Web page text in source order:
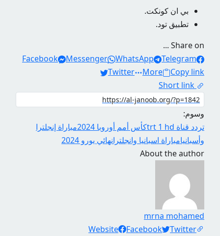
بي ان كونكت.
تطبيق تود.
Share on ...
Facebook
Messenger WhatsApp
Telegram
Twitter
More
Copy link
Short link
وسوم:
تردد قناة trt 1 hd
كأس أمم أوروبا 2024
مباراة إنجلترا
وأسبانيامباراة اسبانيا وانجلترانهائي يورو 2024
About the author
mrna mohamed
Social Links
Website Facebook
Twitter